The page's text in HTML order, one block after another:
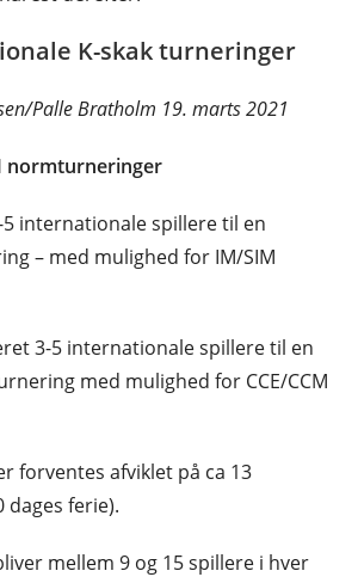
K-skak turneringer
Palle Bratholm 19. marts 2021
normturneringer
internationale spillere til en
– med mulighed for IM/SIM
3-5 internationale spillere til en
med mulighed for CCE/CCM
forventes afviklet på ca 13
dages ferie).
mellem 9 og 15 spillere i hver